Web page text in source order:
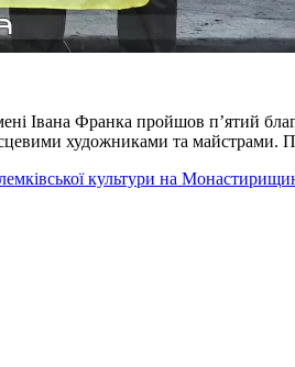
Івана Франка пройшов п’ятий
художниками та майстрами.
культури на